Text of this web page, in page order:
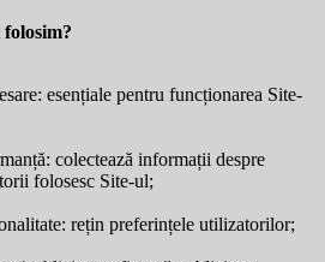
esențiale pentru funcționarea Site-
colectează informații despre
folosesc Site-ul;
rețin preferințele utilizatorilor;